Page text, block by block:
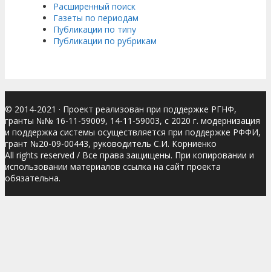
Расширенный поиск
Газеты по периодам
Публикации по типу
Публикации по рубрикам
© 2014-2021 · Проект реализован при поддержке РГНФ,
гранты №№ 16-11-59009, 14-11-59003, с 2020 г. модернизация
и поддержка системы осуществляется при поддержке РФФИ,
грант №20-09-00443, руководитель С.И. Корниенко
All rights reserved / Все права защищены. При копировании и
использовании материалов ссылка на сайт проекта
обязательна.